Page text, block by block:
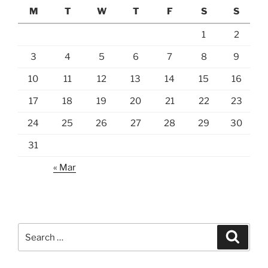
M
T W T F S S
1 2
3 4 5 6 7 8 9
10 11 12 13 14 15 16
17 18 19 20 21 22 23
24 25 26 27 28 29 30
31
« Mar
for: